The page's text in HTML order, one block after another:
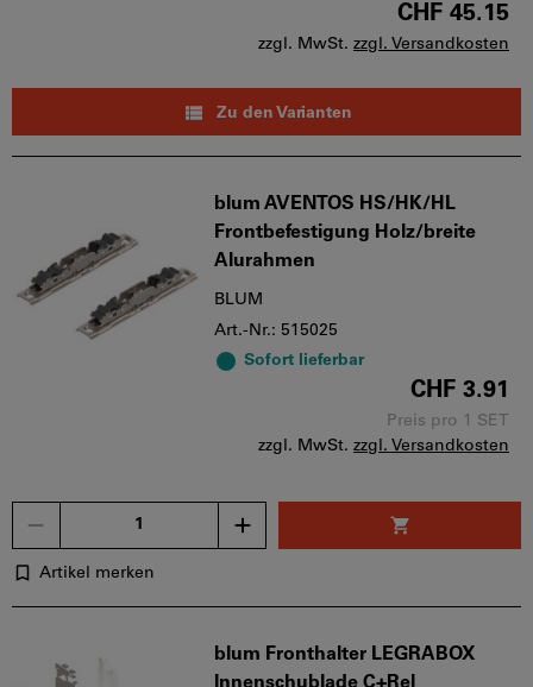
CHF 45.15
zzgl. MwSt. zzgl. Versandkosten
Zu den Varianten
blum AVENTOS HS/HK/HL
Frontbefestigung Holz/breite
Alurahmen
BLUM
Art.-Nr.: 515025
Sofort lieferbar
CHF 3.91
Preis pro 1 SET
zzgl. MwSt. zzgl. Versandkosten
Artikel merken
blum Fronthalter LEGRABOX
Innenschublade C+Rel